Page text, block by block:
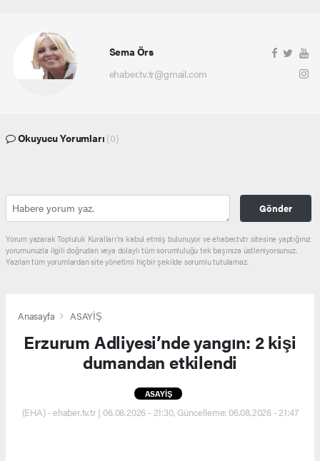
Sema Örs
ehaber.tv.tr@gmail.com
Okuyucu Yorumları (0)
Gönder
Yorum yazarak Topluluk Kuralları’nı kabul etmiş bulunuyor ve ehaber.tv.tr sitesine yaptığınız
yorumunuzla ilgili doğrudan veya dolaylı tüm sorumluluğu tek başınıza üstleniyorsunuz.
Yazılan tüm yorumlardan site yönetimi hiçbir şekilde sorumlu tutulamaz.
Anasayfa ASAYİŞ
Erzurum Adliyesi’nde yangın: 2 kişi
dumandan etkilendi
ASAYİŞ
(EHA) - ehaber.tv.tr | 06.08.2026 - 21:30, Güncelleme: 06.08.2026 - 21:47